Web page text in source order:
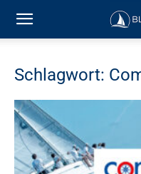
Schlagwort: